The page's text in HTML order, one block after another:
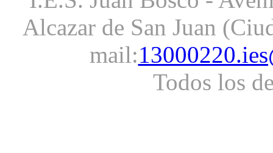
Alcazar de San Juan
mail:
Todos los